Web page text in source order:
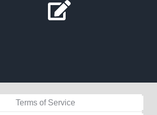
Terms of Service